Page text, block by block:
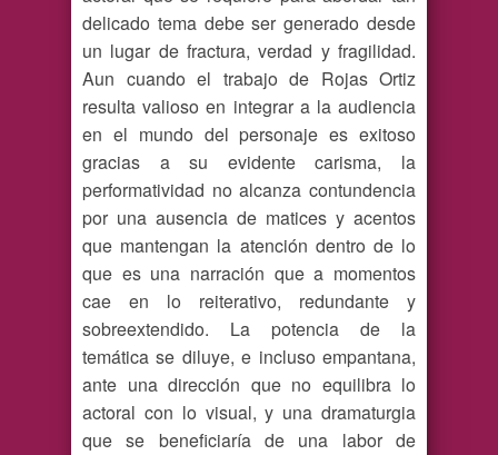
delicado tema debe ser generado desde
un lugar de fractura, verdad y fragilidad.
Aun cuando el trabajo de Rojas Ortiz
resulta valioso en integrar a la audiencia
en el mundo del personaje es exitoso
gracias a su evidente carisma, la
performatividad no alcanza contundencia
por una ausencia de matices y acentos
que mantengan la atención dentro de lo
que es una narración que a momentos
cae en lo reiterativo, redundante y
sobreextendido. La potencia de la
temática se diluye, e incluso empantana,
ante una dirección que no equilibra lo
actoral con lo visual, y una dramaturgia
que se beneficiaría de una labor de